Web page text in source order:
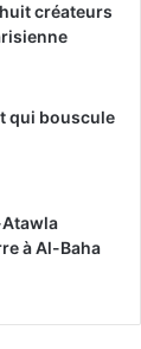
créateurs
qui bouscule
Atawla
à Al-Baha